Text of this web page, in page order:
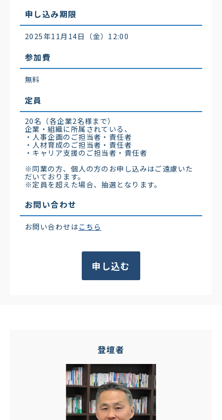
申し込み期限
2025年11月14日（金）12:00
参加費
無料
定員
20名（各企業2名様まで）
企業・組織に所属されている、
・人事企画のご担当者・責任者
・人材育成のご担当者・責任者
・キャリア支援のご担当者・責任者
※同業の方、個人の方のお申し込みはご遠慮いた
だいております。
※定員を超えた場合、抽選となります。
お問い合わせ
お問い合わせはこちら
申し込む
登壇者